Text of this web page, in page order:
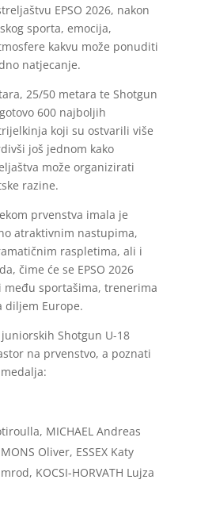
EPSO 2026, nakon
sporta, emocija,
kakvu može ponuditi
natjecanje.
25/50 metara te Shotgun
600 najboljih
koji su ostvarili više
još jednom kako
može organizirati
razine.
prvenstva imala je
atraktivnim nastupima,
raspletima, ali i
čime će se EPSO 2026
sportašima, trenerima
Europe.
Shotgun U-18
na prvenstvo, a poznati
MICHAEL Andreas
Oliver, ESSEX Katy
KOCSI-HORVATH Lujza